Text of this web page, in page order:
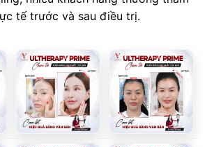
tế trước và sau điều trị.